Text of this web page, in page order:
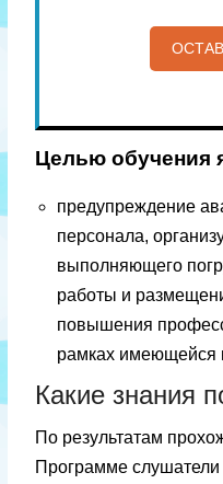
Целью обучения
предупреждение
персонала,
выполняющего
работы и
повышения
рамках имеющейся
Какие знания
По результатам
Программе